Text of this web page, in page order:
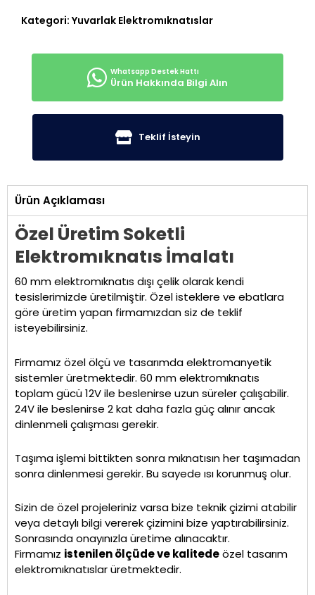
Kategori:Yuvarlak Elektromıknatıslar
Ürün Hakkında Bilgi Alın
Teklif İsteyin
Ürün Açıklaması
Özel Üretim Soketli
Elektromıknatıs İmalatı
60 mm elektromıknatıs dışı çelik olarak kendi
tesislerimizde üretilmiştir. Özel isteklere ve ebatlara
göre üretim yapan firmamızdan siz de teklif
isteyebilirsiniz.
Firmamız özel ölçü ve tasarımda elektromanyetik
sistemler üretmektedir. 60 mm elektromıknatıs
toplam gücü 12V ile beslenirse uzun süreler çalışabilir.
24V ile beslenirse 2 kat daha fazla güç alınır ancak
dinlenmeli çalışması gerekir.
Taşıma işlemi bittikten sonra mıknatısın her taşımadan
sonra dinlenmesi gerekir. Bu sayede ısı korunmuş olur.
Sizin de özel projeleriniz varsa bize teknik çizimi atabilir
veya detaylı bilgi vererek çizimini bize yaptırabilirsiniz.
Sonrasında onayınızla üretime alınacaktır.
Firmamız istenilen ölçüde ve kalitedeözel tasarım
elektromıknatıslar üretmektedir.